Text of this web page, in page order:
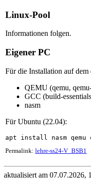
Linux-Pool
Informationen folgen.
Eigener PC
Für die Installation auf
QEMU (qemu,
GCC (build-
nasm
Für Ubuntu (22.04):
Permalink: lehre-ss24-V_BSB1
aktualisiert am 07.07.2026,